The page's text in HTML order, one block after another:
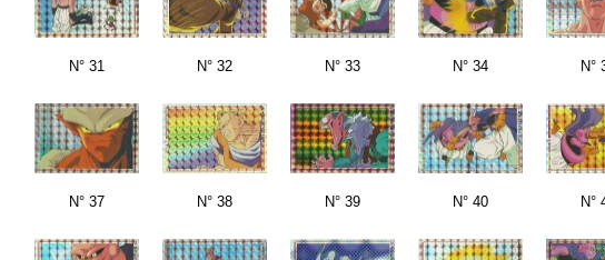
N° 31 N° 32 N° 33 N° 34 N°
N° 37 N° 38 N° 39 N° 40 N°